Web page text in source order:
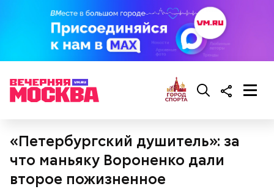
«Петербургский душитель»: за
что маньяку Вороненко дали
второе пожизненное
Например, сначала он обвинял в отравлении друга
«недоброжелателей», потом признал вину, а еще
через некоторое время назвал смерть приятеля